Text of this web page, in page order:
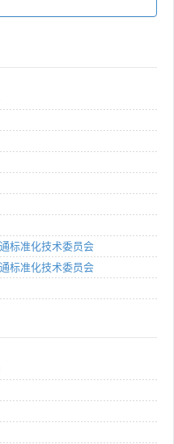
标准化技术委员会
标准化技术委员会